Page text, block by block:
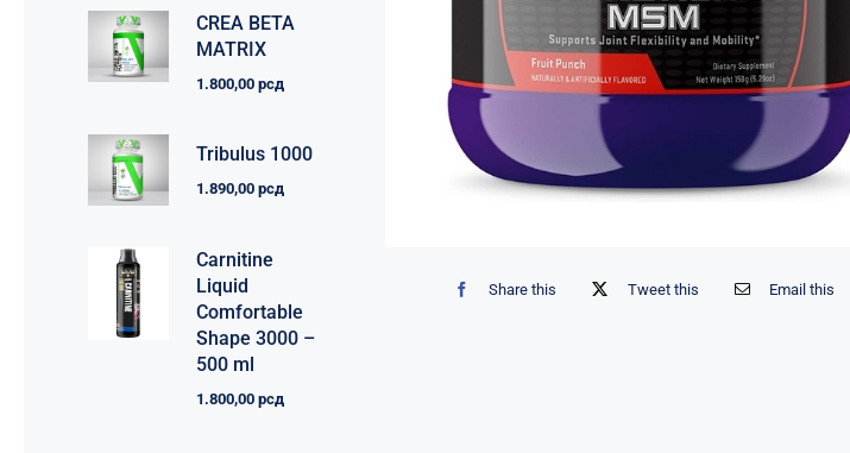
CREA BETA
MATRIX
1.800,00рсд
Tribulus 1000
1.890,00рсд
Carnitine
Liquid
Comfortable
Shape 3000 –
500 ml
1.800,00рсд
Share this Tweet this Email this